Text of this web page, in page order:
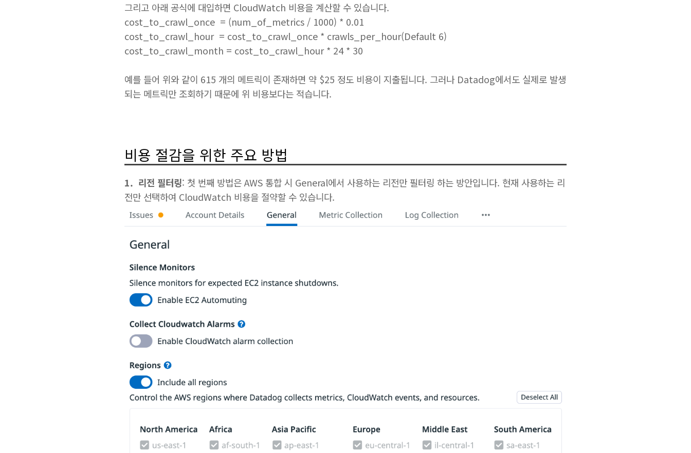
그리고 아래 공식에 대입하면 CloudWatch 비용을 계산할 수 있습니다.
cost_to_crawl_once = (num_of_metrics / 1000) * 0.01
cost_to_crawl_hour = cost_to_crawl_once * crawls_per_hour(Default 6)
cost_to_crawl_month = cost_to_crawl_hour * 24 * 30
예를 들어 위와 같이 615 개의 메트릭이 존재하면 약 $25 정도 비용이 지출됩니다. 그러나 Datadog에서도 실제로 발생
되는 메트릭만 조회하기 때문에 위 비용보다는 적습니다.
비용 절감을 위한 주요 방법
1. 리전 필터링: 첫 번째 방법은 AWS 통합 시 General에서 사용하는 리전만 필터링 하는 방안입니다. 현재 사용하는 리
전만 선택하여 CloudWatch 비용을 절약할 수 있습니다.